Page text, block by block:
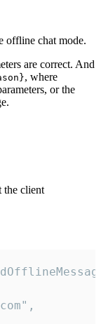
offline chat mode.
are correct. And
, where
or the
the client